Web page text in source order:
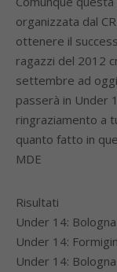
organizzata dal
ottenere il
ragazzi del 2012
settembre ad
passerà in Under
ringraziamento a
quanto fatto in
MDE
Risultati
Under 14:
Under 14:
Under 14: